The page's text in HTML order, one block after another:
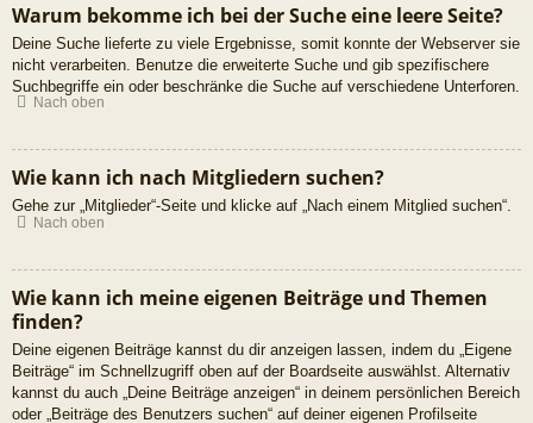
Warum bekomme ich bei der Suche eine leere Seite?
Deine Suche lieferte zu viele Ergebnisse, somit konnte der Webserver sie
nicht verarbeiten. Benutze die erweiterte Suche und gib spezifischere
Suchbegriffe ein oder beschränke die Suche auf verschiedene Unterforen.
Nach oben
Wie kann ich nach Mitgliedern suchen?
Gehe zur „Mitglieder“-Seite und klicke auf „Nach einem Mitglied suchen“.
Nach oben
Wie kann ich meine eigenen Beiträge und Themen
finden?
Deine eigenen Beiträge kannst du dir anzeigen lassen, indem du „Eigene
Beiträge“ im Schnellzugriff oben auf der Boardseite auswählst. Alternativ
kannst du auch „Deine Beiträge anzeigen“ in deinem persönlichen Bereich
oder „Beiträge des Benutzers suchen“ auf deiner eigenen Profilseite